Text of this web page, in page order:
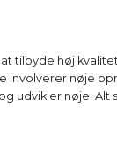
tilbyde høj
involverer nøje
udvikler nøje. Alt